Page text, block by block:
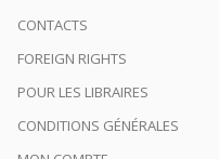
CONTACTS
FOREIGN RIGHTS
POUR LES LIBRAIRES
CONDITIONS GÉNÉRALES